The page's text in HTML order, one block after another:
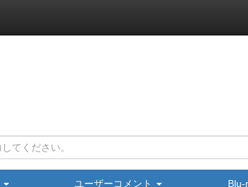
ユーザーコメント Blu-